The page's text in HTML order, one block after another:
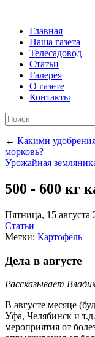
Главная
Наша газета
Телесадовод
Статьи
Галерея
О газете
Контакты
← Какими
морковь?
Урожайная
500 - 600 кг
Пятница, 15 августа
Статьи
Метки: Картофель
Дела в августе
Рассказывает
В августе месяце
Уфа, Челябинск и
мероприятия от